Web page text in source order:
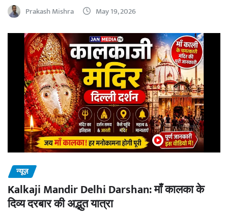
Prakash Mishra May 19, 2026
न्यूज़
Kalkaji Mandir Delhi Darshan: माँ कालका के
दिव्य दरबार की अद्भुत यात्रा